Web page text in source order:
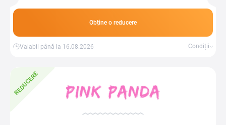
Obține o reducere
Valabil până la 16.08.2026 Condiții
REDUCERE